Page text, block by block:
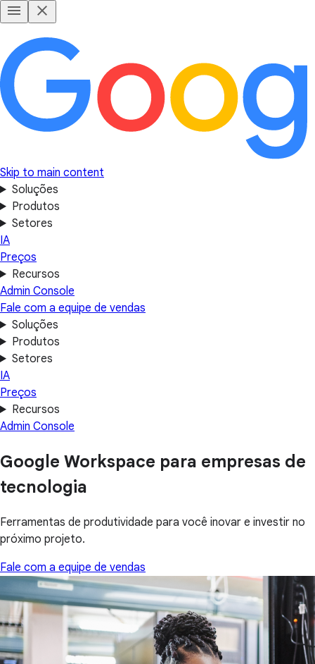
Skip to main content
Soluções
Produtos
Setores
IA
Preços
Recursos
Admin Console
Fale com a equipe de vendas
Soluções
Produtos
Setores
IA
Preços
Recursos
Admin Console
Google Workspace para empresas de
tecnologia
Ferramentas de produtividade para você inovar e investir no
próximo projeto.
Fale com a equipe de vendas